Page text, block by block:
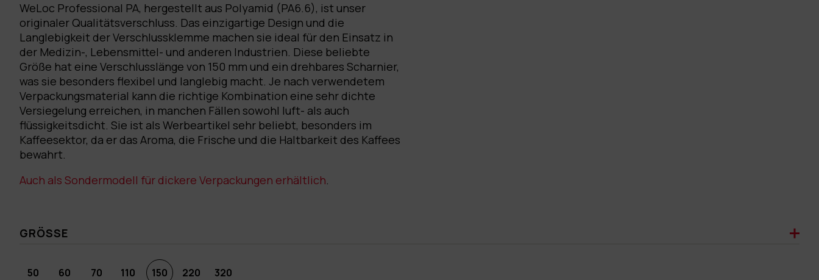
WeLoc Professional PA, hergestellt aus Polyamid (PA6.6), ist unser
originaler Qualitätsverschluss. Das einzigartige Design und die
Langlebigkeit der Verschlussklemme machen sie ideal für den Einsatz in
der Medizin-, Lebensmittel- und anderen Industrien. Diese beliebte
Größe hat eine Verschlusslänge von 150 mm und ein drehbares Scharnier,
was sie besonders flexibel und langlebig macht. Je nach verwendetem
Verpackungsmaterial kann die richtige Kombination eine sehr dichte
Versiegelung erreichen, in manchen Fällen sowohl luft- als auch
flüssigkeitsdicht. Sie ist als Werbeartikel sehr beliebt, besonders im
Kaffeesektor, da er das Aroma, die Frische und die Haltbarkeit des Kaffees
bewahrt.
Auch als Sondermodell für dickere Verpackungen erhältlich.
GRÖSSE
50 60 70 110 150 220 320